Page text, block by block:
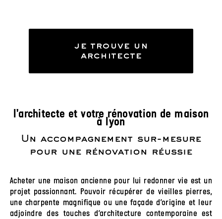
je trouve un
architecte
l'architecte et votre rénovation de maison
à lyon
Un accompagnement sur-mesure
pour une rénovation réussie
Acheter une maison ancienne pour lui redonner vie est un
projet passionnant. Pouvoir récupérer de vieilles pierres,
une charpente magnifique ou une façade d’origine et leur
adjoindre des touches d’architecture contemporaine est